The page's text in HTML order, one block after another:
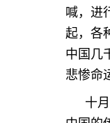
喊，进
起，各
中国几
悲惨命
十